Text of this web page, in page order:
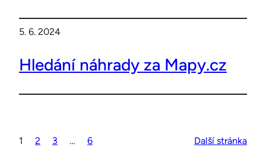
5. 6. 2024
Hledání náhrady za Mapy.cz
1 2 3 … 6 Další stránka